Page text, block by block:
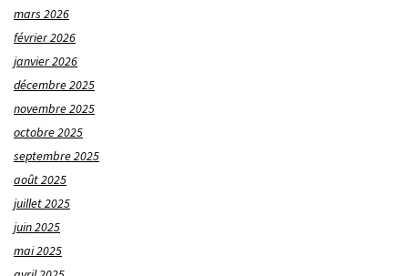
mars 2026
février 2026
janvier 2026
décembre 2025
novembre 2025
octobre 2025
septembre 2025
août 2025
juillet 2025
juin 2025
mai 2025